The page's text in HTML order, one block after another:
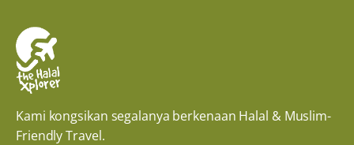
Kami kongsikan segalanya berkenaan Halal & Muslim-
Friendly Travel.